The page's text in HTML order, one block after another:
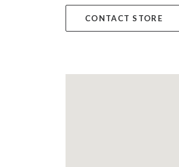
CONTACT STORE